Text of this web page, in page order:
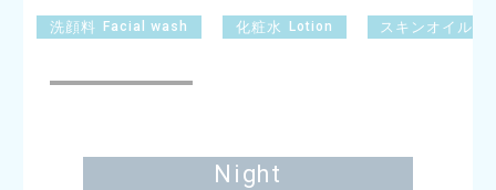
洗顔料 Facial wash 化粧水 Lotion スキンオイル
Night